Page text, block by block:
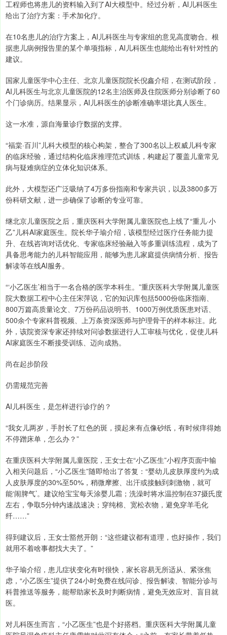
工程师也将患儿的资料输入到了AI大模型中。经过分析，AI儿科医生
给出了治疗方案：手术加化疗。
在10名患儿的治疗方案上，AI儿科医生与专家组的意见高度吻合。根
据患儿病例报告里的某个单项指标，AI儿科医生也能给出有针对性的
建议。
国家儿童医学中心主任、北京儿童医院院长倪鑫介绍，在测试阶段，
AI儿科医生与北京儿童医院的12名主治医师及住院医师分别诊断了60
个门诊病历。结果显示，AI儿科医生的诊断准确率堪比真人医生。
这一水准，源自海量诊疗数据的支撑。
“福棠·百川”儿科大模型的核心构架，整合了300名以上权威儿科专家
的临床经验，通过结构化临床推理范式训练，构建起了覆盖儿童常见
病与疑难病症的立体化知识体系。
此外，大模型还广泛吸纳了4万多份指南和专家共识，以及3800多万
份科研文献，进一步确保了诊断的专业可靠。
继北京儿童医院之后，重庆医科大学附属儿童医院也上线了“重儿·小
乙”儿科AI家庭医生。院长华子瑜介绍，该模型经过医疗任务能力提
升、在线咨询对话优化、专家临床经验融入等多重训练流程，成为了
具备思考能力的儿科智能应用，能够为患儿家庭提供病情分析、报告
解读等在线AI服务。
“‘小乙医生’相当于一名合格的医学本科生。”重庆医科大学附属儿童医
院大数据工程中心主任宋萍说，它的知识库包括5000份临床指南、
800万篇高质量论文、7万份药品说明书、1000万例优质医患对话、
500余个专家科普视频、上万条资深医师与护理骨干的样本标注。此
外，该院资深专家还持续对问诊数据进行人工审核与优化，促使儿科
AI家庭医生不断接受训练、迈向成熟。
尚在起步阶段
仍需规范完善
AI儿科医生，是怎样进行诊疗的？
“我女儿两岁，手肘长了红色的斑，摸起来有点像砂纸，有时候痒得她
不停蹭床单，怎么办？”
在重庆医科大学附属儿童医院，王女士在“小乙医生”小程序页面中输
入相关问题后，“小乙医生”随即给出了答复：“婴幼儿皮肤厚度约为成
人皮肤厚度的30%至50%，稍微摩擦、出汗或接触到刺激物，就可
能‘闹脾气’。建议给宝宝每天涂婴儿霜；洗澡时将水温控制在37摄氏度
左右，争取5分钟内速战速决；穿纯棉、宽松衣物，避免穿羊毛化
纤……”
得到建议后，王女士豁然开朗：“这些建议都有道理，也好操作，我们
就用不着啥事都找大夫了。”
华子瑜介绍，患儿症状变化有时很快，家长容易无所适从、紧张焦
虑，“小乙医生”提供了24小时免费在线问诊、报告解读、智能分诊与
科普推送等服务，能帮助家长及时判断病情，避免无效应对、盲目就
医。
对儿科医生而言，“小乙医生”也是个好搭档。重庆医科大学附属儿童